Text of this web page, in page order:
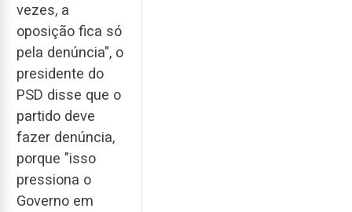
vezes, a
oposição fica só
pela denúncia", o
presidente do
PSD disse que o
partido deve
fazer denúncia,
porque "isso
pressiona o
Governo em